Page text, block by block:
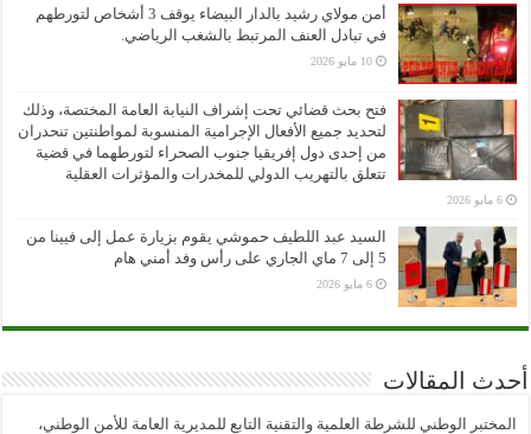
أمن مولاي رشيد بالدار البيضاء يوقف 3 أشخاص لتورطهم
في تبادل العنف المرتبط بالشغب الرياضي.
10 مايو 2026
فتح بحث قضائي تحت إشراف النيابة العامة المختصة، وذلك
لتحديد جميع الأفعال الإجرامية المنسوبة لمواطنتين تنحدران
من إحدى دول إفريقيا جنوب الصحراء لتورطهما في قضية
تتعلق بالتهريب الدولي للمخدرات والمؤثرات العقلية
6 مايو 2026
السيد عبد اللطيف حموشي يقوم بزيارة عمل إلى فيينا من
5 إلى 7 ماي الجاري على رأس وفد أمني هام
6 مايو 2026
أحدث المقالات
المختبر الوطني للشرطة العلمية والتقنية التابع للمديرية العامة للأمن الوطني،